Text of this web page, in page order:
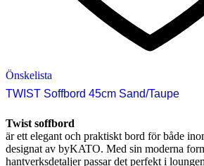
Önskelista
TWIST Soffbord 45cm Sand/Taupe
Twist soffbord
är ett elegant och praktiskt bord för både
designat av byKATO. Med sin moderna
hantverksdetaljer passar det perfekt i